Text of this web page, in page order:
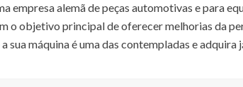
empresa alemã de peças automotivas e para
o objetivo principal de oferecer melhorias da
máquina é uma das contempladas e adquira